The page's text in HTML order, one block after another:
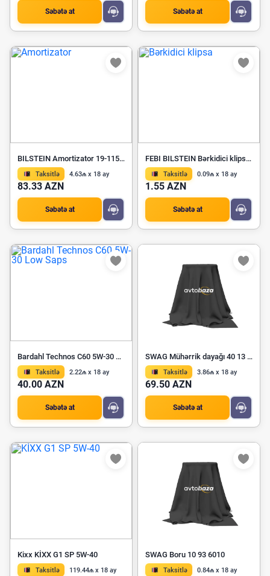
Səbətə at Səbətə at
BILSTEIN Amortizator 19-115351
Taksitlə 4.63₼ x 18 ay
83.33 AZN
Səbətə at
FEBI BILSTEIN Bərkidici klipsa 39072
Taksitlə 0.09₼ x 18 ay
1.55 AZN
Səbətə at
Bardahl Technos C60 5W-30 Low Saps
Taksitlə 2.22₼ x 18 ay
40.00 AZN
Səbətə at
SWAG Mühərrik dayağı 40 13 0043
Taksitlə 3.86₼ x 18 ay
69.50 AZN
Səbətə at
Kixx KİXX G1 SP 5W-40
Taksitlə 119.44₼ x 18 ay
SWAG Boru 10 93 6010
Taksitlə 0.84₼ x 18 ay